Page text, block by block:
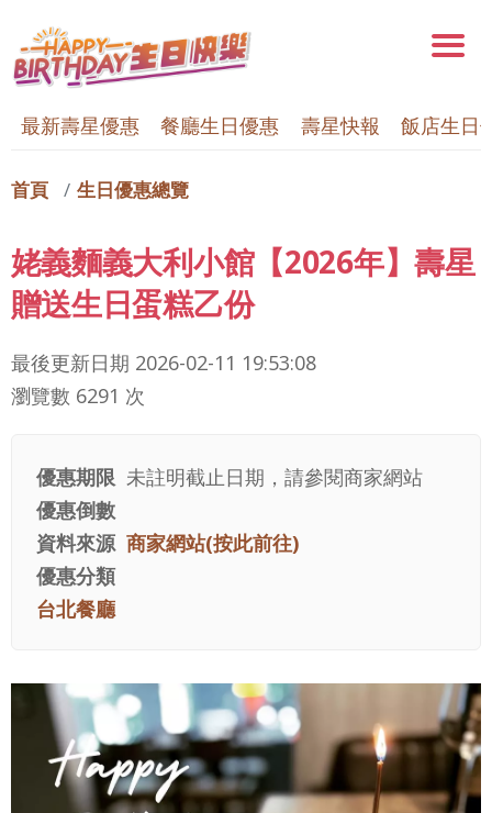
最新壽星優惠 餐廳生日優惠 壽星快報 飯店生日
首頁 生日優惠總覽
姥義麵義大利小館【2026年】壽星
贈送生日蛋糕乙份
最後更新日期 2026-02-11 19:53:08
瀏覽數 6291 次
優惠期限 未註明截止日期，請參閱商家網站
優惠倒數
資料來源 商家網站(按此前往)
優惠分類
台北餐廳